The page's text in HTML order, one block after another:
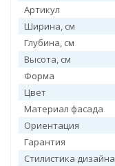
Артикул
Ширина, см
Глубина, см
Высота, см
Форма
Цвет
Материал фасада
Ориентация
Гарантия
Стилистика дизайна